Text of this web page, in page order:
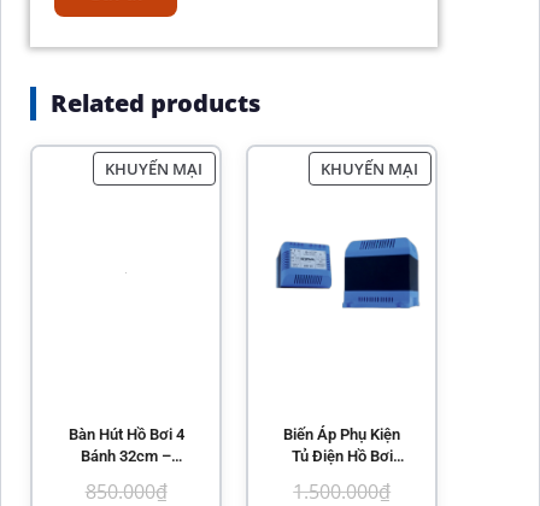
Related products
KHUYẾN MẠI
Bàn Hút Hồ Bơi 4
Bánh 32cm –
850.000₫
KHUYẾN MẠI
Biến Áp Phụ Kiện
Tủ Điện Hồ Bơi
1.500.000₫